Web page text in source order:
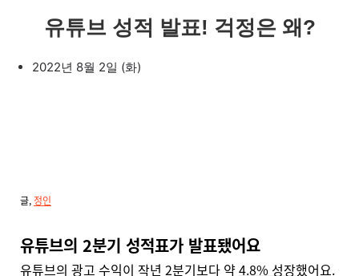
유튜브 성적 발표! 걱정은 왜?
2022년 8월 2일 (화)
글, 정인
유튜브의 2분기 성적표가 발표됐어요
유튜브의 광고 수익이 작년 2분기보다 약4.8% 성장했어요.